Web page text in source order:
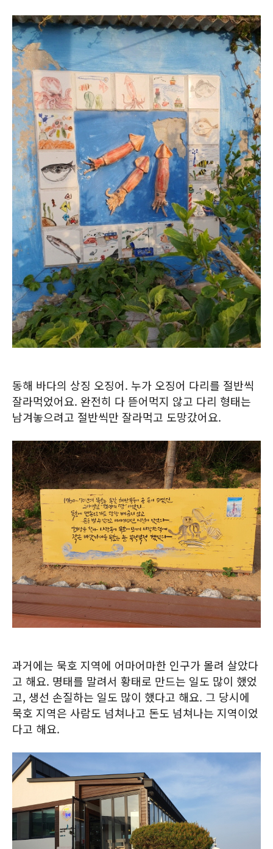
동해 바다의 상징 오징어. 누가 오징어 다리를 절반씩
잘라먹었어요. 완전히 다 뜯어먹지 않고 다리 형태는
남겨놓으려고 절반씩만 잘라먹고 도망갔어요.
과거에는 묵호 지역에 어마어마한 인구가 몰려 살았다
고 해요. 명태를 말려서 황태로 만드는 일도 많이 했었
고, 생선 손질하는 일도 많이 했다고 해요. 그 당시에
묵호 지역은 사람도 넘쳐나고 돈도 넘쳐나는 지역이었
다고 해요.